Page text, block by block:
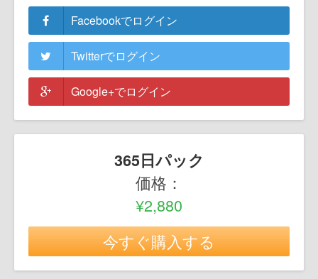
Facebookでログイン
Twitterでログイン
Google+でログイン
365日パック
価格：
¥2,880
今すぐ購入する